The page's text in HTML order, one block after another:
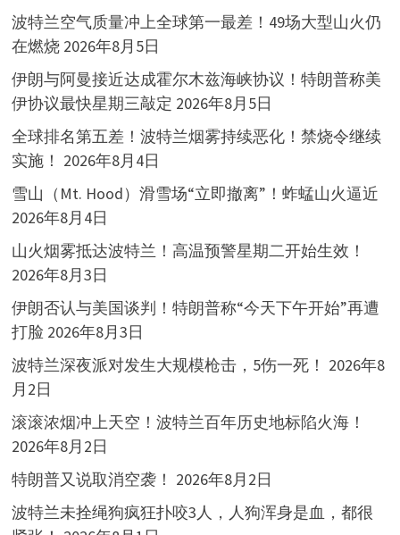
波特兰空气质量冲上全球第一最差！49场大型山火仍
在燃烧 2026年8月5日
伊朗与阿曼接近达成霍尔木兹海峡协议！特朗普称美
伊协议最快星期三敲定 2026年8月5日
全球排名第五差！波特兰烟雾持续恶化！禁烧令继续
实施！ 2026年8月4日
雪山（Mt. Hood）滑雪场“立即撤离”！蚱蜢山火逼近
2026年8月4日
山火烟雾抵达波特兰！高温预警星期二开始生效！
2026年8月3日
伊朗否认与美国谈判！特朗普称“今天下午开始”再遭
打脸 2026年8月3日
波特兰深夜派对发生大规模枪击，5伤一死！ 2026年8
月2日
滚滚浓烟冲上天空！波特兰百年历史地标陷火海！
2026年8月2日
特朗普又说取消空袭！ 2026年8月2日
波特兰未拴绳狗疯狂扑咬3人，人狗浑身是血，都很